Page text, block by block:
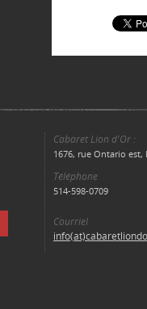
Cabaret Lion d'Or :
1676, rue Ontario est,
Téléphone
514-598-0709
Courriel